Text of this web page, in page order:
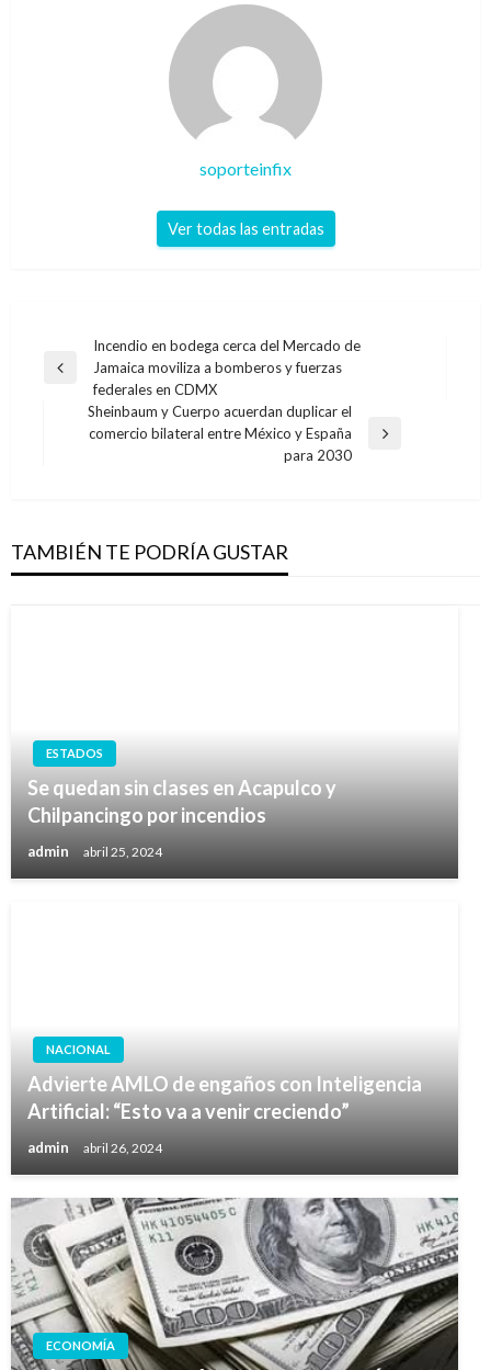
soporteinfix
Ver todas las entradas
Navegación
de
entradas
Entrada
anterior
Incendio en bodega cerca del Mercado de
Jamaica moviliza a bomberos y fuerzas
federales en CDMX
Entrada
Sheinbaum y Cuerpo acuerdan duplicar el
comercio bilateral entre México y España
para 2030
TAMBIÉN TE PODRÍA GUSTAR
ESTADOS
Se quedan sin clases en Acapulco y
Chilpancingo por incendios
admin abril 25, 2024
NACIONAL
Advierte AMLO de engaños con Inteligencia
Artificial: “Esto va a venir creciendo”
admin abril 26, 2024
ECONOMÍA